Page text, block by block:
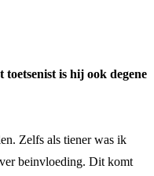
is hij ook degene
Zelfs als tiener was ik
beinvloeding. Dit komt